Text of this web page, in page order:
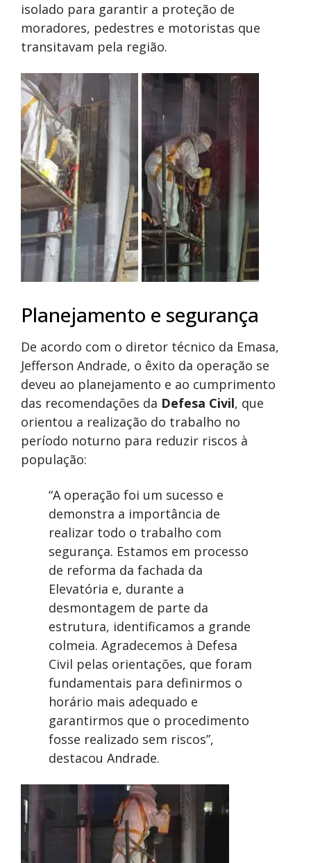
isolado para garantir a proteção de
moradores, pedestres e motoristas que
transitavam pela região.
Planejamento e segurança
De acordo com o diretor técnico da Emasa,
Jefferson Andrade, o êxito da operação se
deveu ao planejamento e ao cumprimento
das recomendações da Defesa Civil, que
orientou a realização do trabalho no
período noturno para reduzir riscos à
população:
“A operação foi um sucesso e
demonstra a importância de
realizar todo o trabalho com
segurança. Estamos em processo
de reforma da fachada da
Elevatória e, durante a
desmontagem de parte da
estrutura, identificamos a grande
colmeia. Agradecemos à Defesa
Civil pelas orientações, que foram
fundamentais para definirmos o
horário mais adequado e
garantirmos que o procedimento
fosse realizado sem riscos”,
destacou Andrade.